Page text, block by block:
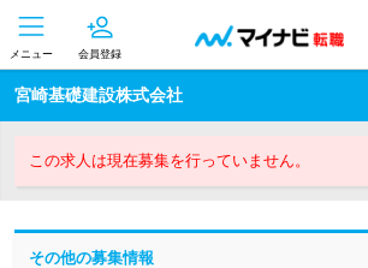
メニュー 会員登録
宮崎基礎建設株式会社
この求人は現在募集を行っていません。
その他の募集情報